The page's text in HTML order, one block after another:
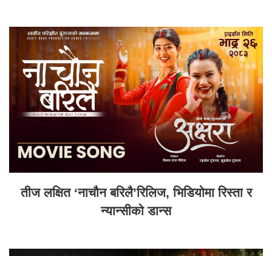
तीज लक्षित ‘नाचौन बरिलै’रिलिज, भिडियोमा रिस्ता र
न्यान्सीको डान्स